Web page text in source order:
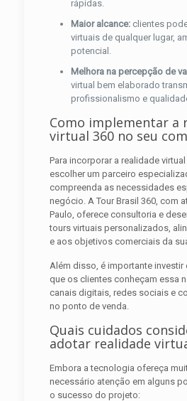
rápidas.
Maior alcance:clientes
virtuais de qualquer lugar,
potencial.
Melhora na percepção de
virtual bem elaborado
profissionalismo e
Como implementar a
virtual 360 no seu
Para incorporar a realidade
escolher um parceiro
compreenda as necessidades
negócio. A Tour Brasil 360, com
Paulo, oferece consultoria e
tours virtuais personalizados,
e aos objetivos comerciais da
Além disso, é importante investir
que os clientes conheçam essa
canais digitais, redes sociais e
no ponto de venda.
Quais cuidados
adotar realidade
Embora a tecnologia ofereça
necessário atenção em alguns
o sucesso do projeto: